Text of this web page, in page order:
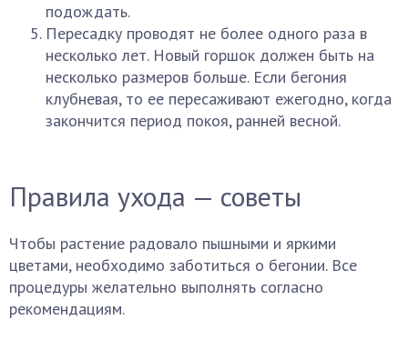
подождать.
Пересадку проводят не более одного раза в
несколько лет. Новый горшок должен быть на
несколько размеров больше. Если бегония
клубневая, то ее пересаживают ежегодно, когда
закончится период покоя, ранней весной.
Правила ухода — советы
Чтобы растение радовало пышными и яркими
цветами, необходимо заботиться о бегонии. Все
процедуры желательно выполнять согласно
рекомендациям.